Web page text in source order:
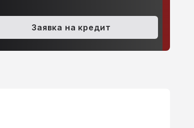
L200, 2008 Mitsubishi L200,
Заявка на кредит